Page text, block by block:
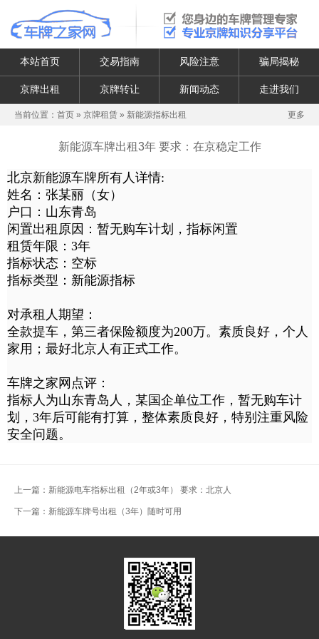
本站首页 交易指南 风险注意 骗局揭秘
京牌出租 京牌转让 新闻动态 走进我们
当前位置： 首页 » 京牌租赁 » 新能源指标出租 更多
新能源车牌出租3年 要求：在京稳定工作
北京新能源车牌所有人详情:
姓名：张某丽（女）
户口：山东青岛
闲置出租原因：暂无购车计划，指标闲置
租赁年限：3年
指标状态：空标
指标类型：新能源指标
对承租人期望：
全款提车，第三者保险额度为200万。素质良好，个人
家用；最好北京人有正式工作。
车牌之家网点评：
指标人为山东青岛人，某国企单位工作，暂无购车计
划，3年后可能有打算，整体素质良好，特别注重风险
安全问题。
上一篇： 新能源电车指标出租（2年或3年） 要求：北京人
下一篇： 新能源车牌号出租（3年）随时可用